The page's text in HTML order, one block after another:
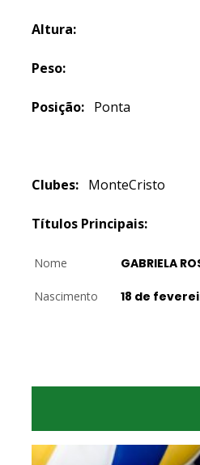
Altura:
Peso:
Posição: Ponta
Clubes: MonteCristo
Títulos Principais:
Nome GABRIELA
Nascimento 18 de